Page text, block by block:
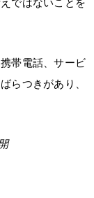
ではないことを
帯電話、サービ
らつきがあり、